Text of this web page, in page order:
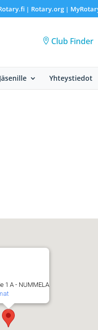
| Rotary.org|
Club Finder
Jäsenille Yhteystiedot
1 A - NUMMELA